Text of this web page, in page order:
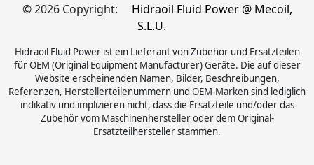
© 2026 Copyright:
Hidraoil Fluid Power @ Mecoil,
S.L.U.
Hidraoil Fluid Power ist ein Lieferant von Zubehör und Ersatzteilen
für OEM (Original Equipment Manufacturer) Geräte. Die auf dieser
Website erscheinenden Namen, Bilder, Beschreibungen,
Referenzen, Herstellerteilenummern und OEM-Marken sind lediglich
indikativ und implizieren nicht, dass die Ersatzteile und/oder das
Zubehör vom Maschinenhersteller oder dem Original-
Ersatzteilhersteller stammen.